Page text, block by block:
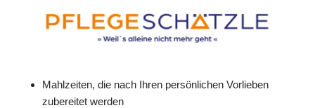
Mahlzeiten, die nach Ihren persönlichen Vorlieben
zubereitet werden